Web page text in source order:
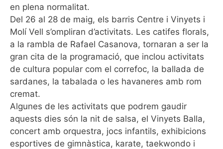
en plena normalitat.
Del 26 al 28 de maig, els barris Centre i Vinyets i
Molí Vell s’ompliran d’activitats. Les catifes florals,
a la rambla de Rafael Casanova, tornaran a ser la
gran cita de la programació, que inclou activitats
de cultura popular com el correfoc, la ballada de
sardanes, la tabalada o les havaneres amb rom
cremat.
Algunes de les activitats que podrem gaudir
aquests dies són la nit de salsa, el Vinyets Balla,
concert amb orquestra, jocs infantils, exhibicions
esportives de gimnàstica, karate, taekwondo i